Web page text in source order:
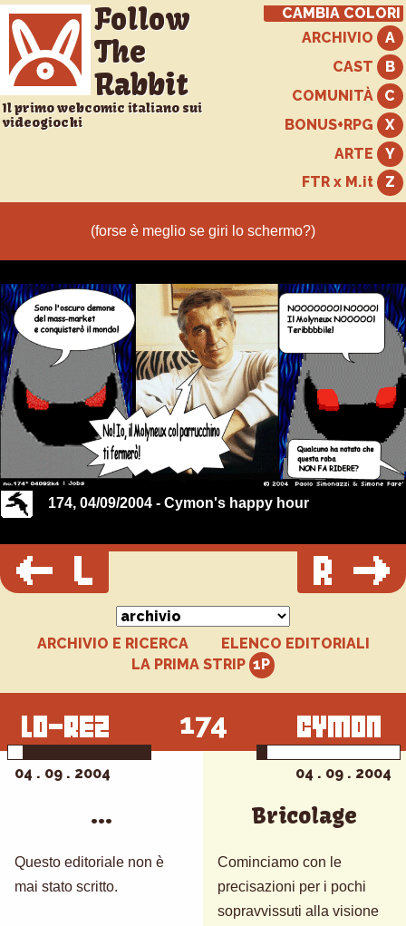
Follow
The
Rabbit
Il primo webcomic italiano sui
videogiochi
CAMBIA COLORI
ARCHIVIO
CAST
COMUNITÀ
BONUS+RPG
ARTE
FTR x M.it
174, 04/09/2004 - Cymon's happy hour
ARCHIVIO E RICERCA
ELENCO EDITORIALI
LA PRIMA STRIP
174
04 . 09 . 2004
...
Questo editoriale non è
mai stato scritto.
04 . 09 . 2004
Bricolage
Cominciamo con le
precisazioni per i pochi
sopravvissuti alla visione